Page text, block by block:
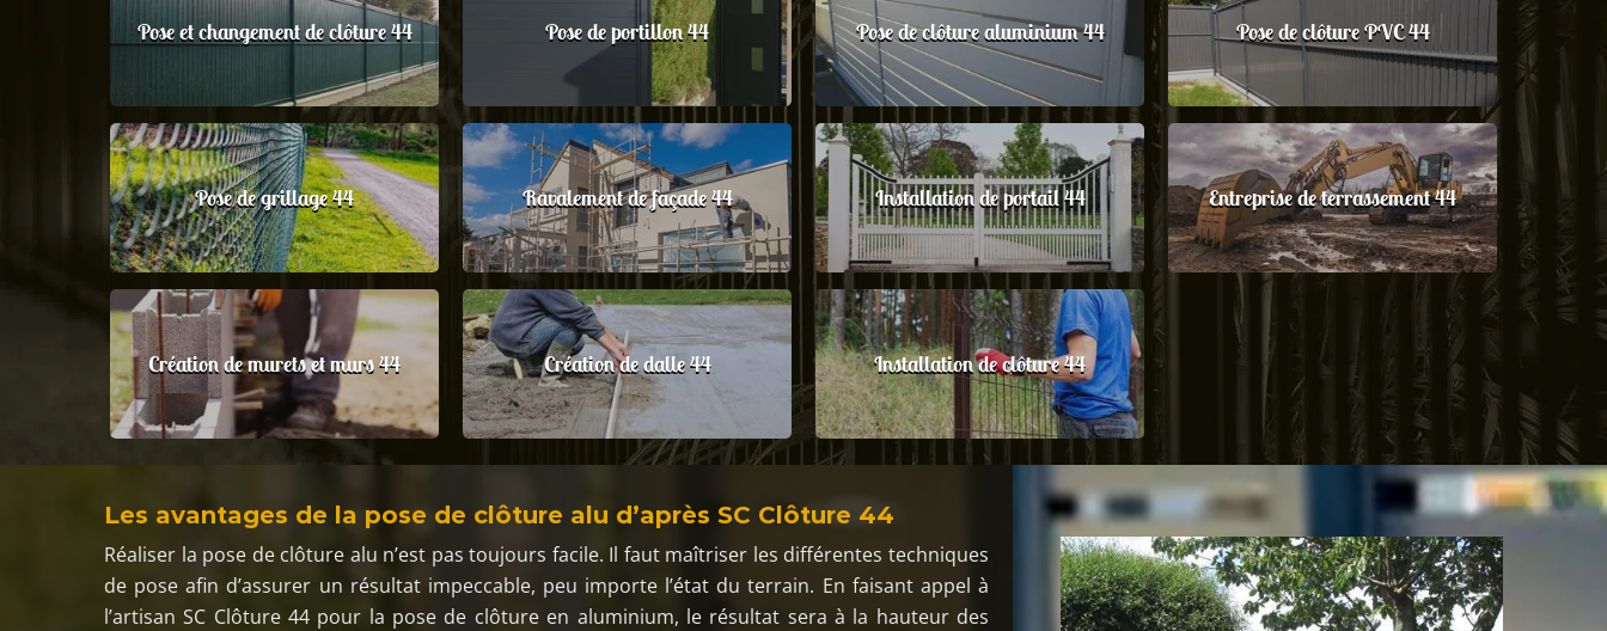
Pose et changement de clôture 44 Pose de portillon 44 Pose de clôture aluminium 44 Pose de clôture PVC 44
Pose de grillage 44 Ravalement de façade 44 Installation de portail 44 Entreprise de terrassement 44
Création de murets et murs 44 Création de dalle 44 Installation de clôture 44
Les avantages de la pose de clôture alu d’après SC Clôture 44
Réaliser la pose de clôture alu n’est pas toujours facile. Il faut maîtriser les différentes techniques
de pose afin d’assurer un résultat impeccable, peu importe l’état du terrain. En faisant appel à
l’artisan SC Clôture 44 pour la pose de clôture en aluminium, le résultat sera à la hauteur des